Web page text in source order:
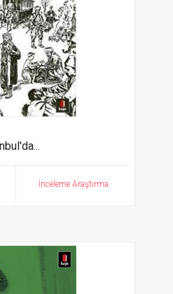
İnceleme Araştırma